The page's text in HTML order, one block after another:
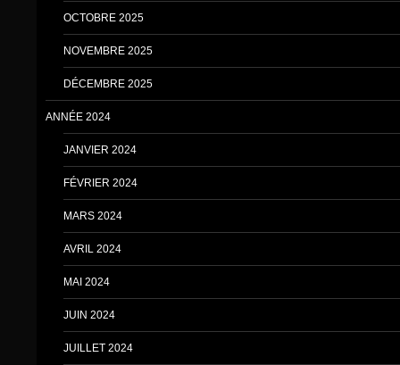
OCTOBRE 2025
NOVEMBRE 2025
DÉCEMBRE 2025
ANNÉE 2024
JANVIER 2024
FÉVRIER 2024
MARS 2024
AVRIL 2024
MAI 2024
JUIN 2024
JUILLET 2024